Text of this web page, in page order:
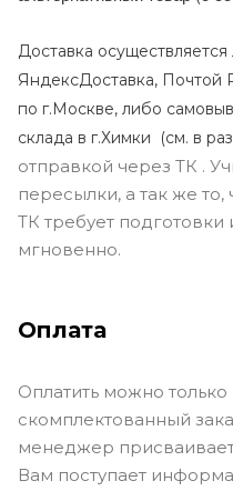
Доставка
ЯндексДоставка,
по г.Москве, либо
склада в г.Химки (см. в
отправкой через ТК .
пересылки, а так же то,
ТК требует
мгновенно.
Оплата
Оплатить можно
скомплектованный
менеджер присваивает
Вам поступает